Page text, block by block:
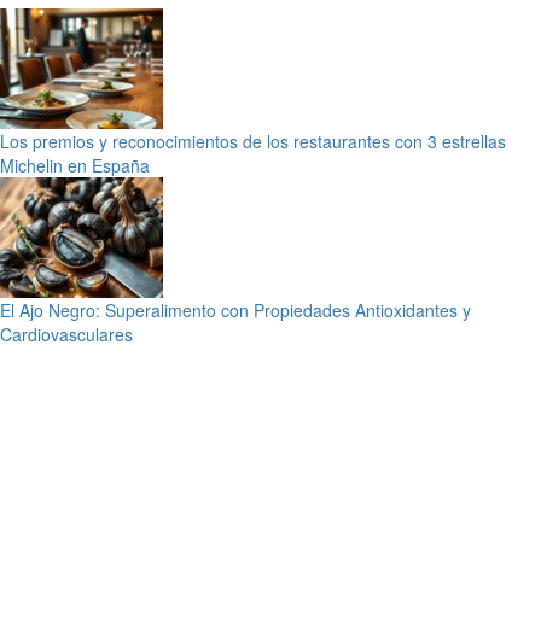
Los premios y reconocimientos de los restaurantes con 3 estrellas
Michelin en España
El Ajo Negro: Superalimento con Propiedades Antioxidantes y
Cardiovasculares